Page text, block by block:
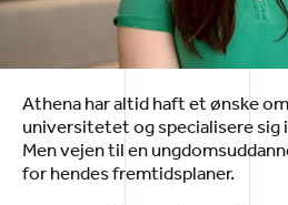
Athena har altid haft et ønske
universitetet og specialisere sig
Men vejen til en
for hendes fremtidsplaner.